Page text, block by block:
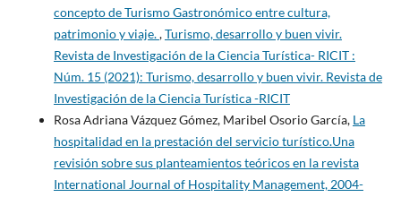
concepto de Turismo Gastronómico entre cultura,
patrimonio y viaje.,Turismo, desarrollo y buen vivir.
Revista de Investigación de la Ciencia Turística- RICIT :
Núm. 15 (2021): Turismo, desarrollo y buen vivir. Revista de
Investigación de la Ciencia Turística -RICIT
Rosa Adriana Vázquez Gómez, Maribel Osorio García, La
hospitalidad en la prestación del servicio turístico.Una
revisión sobre sus planteamientos teóricos en la revista
International Journal of Hospitality Management, 2004-